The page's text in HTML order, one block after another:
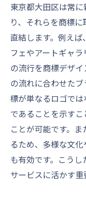
東京都大田区は常
り、それらを商標
直結します。例え
フェやアートギャ
の流行を商標デザ
の流れに合わせた
標が単なるロゴで
であることを示す
ことが可能です。
るため、多様な文
も有効です。こう
サービスに活かす重